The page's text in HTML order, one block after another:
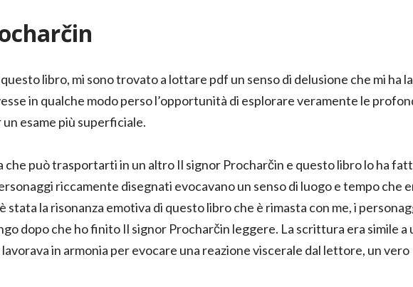
libro, mi sono trovato a lottare pdf un senso di delusione che mi ha
in qualche modo perso l’opportunità di esplorare veramente le
esame più superficiale.
che può trasportarti in un altro Il signor Procharčin e questo libro lo ha
riccamente disegnati evocavano un senso di luogo e tempo che
stata la risonanza emotiva di questo libro che è rimasta con me, i
dopo che ho finito Il signor Procharčin leggere. La scrittura era simile a
in armonia per evocare una reazione viscerale dal lettore, un vero